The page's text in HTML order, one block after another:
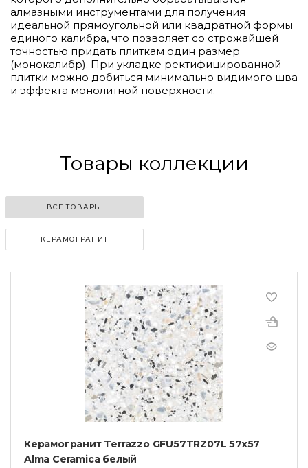
алмазными инструментами для получения
идеальной прямоугольной или квадратной формы
единого калибра, что позволяет со строжайшей
точностью придать плиткам один размер
(монокалибр). При укладке ректифицированной
плитки можно добиться минимально видимого шва
и эффекта монолитной поверхности.
Товары коллекции
ВСЕ ТОВАРЫ
КЕРАМОГРАНИТ
Керамогранит Terrazzo GFU57TRZ07L 57x57
Alma Ceramica белый